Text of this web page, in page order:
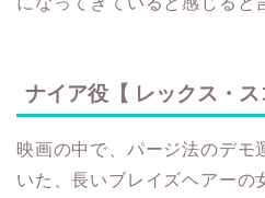
ナイア役【 レックス・ス
映画の中で、パージ法のデモ
いた、長いブレイズヘアーの